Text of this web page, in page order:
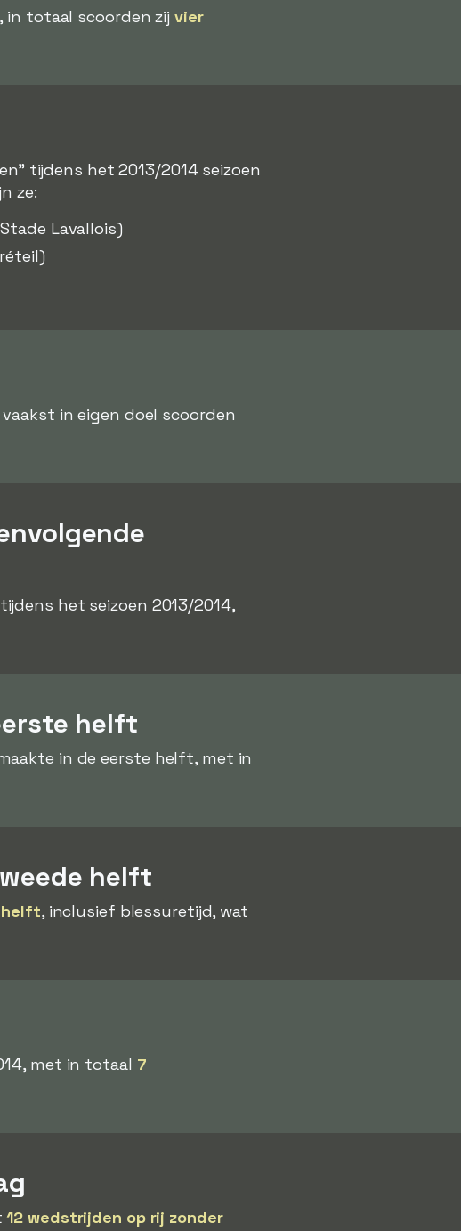
in totaal scoorden zij vier
tijdens het 2013/2014 seizoen
ze:
Lavallois)
in eigen doel scoorden
tijdens het seizoen 2013/2014,
helft
in de eerste helft, met in
helft
helft, inclusief blessuretijd, wat
met in totaal 7
12 wedstrijden op rij zonder